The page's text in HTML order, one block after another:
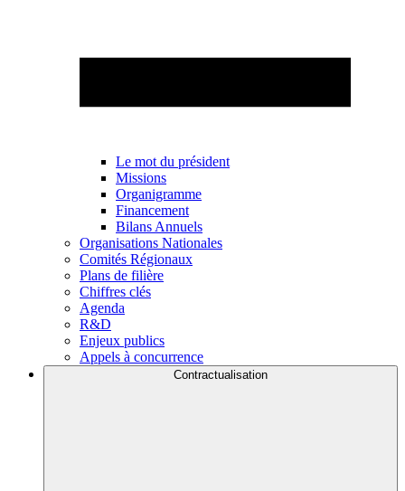
Le mot du président
Missions
Organigramme
Financement
Bilans Annuels
Organisations Nationales
Comités Régionaux
Plans de filière
Chiffres clés
Agenda
R&D
Enjeux publics
Appels à concurrence
Contractualisation